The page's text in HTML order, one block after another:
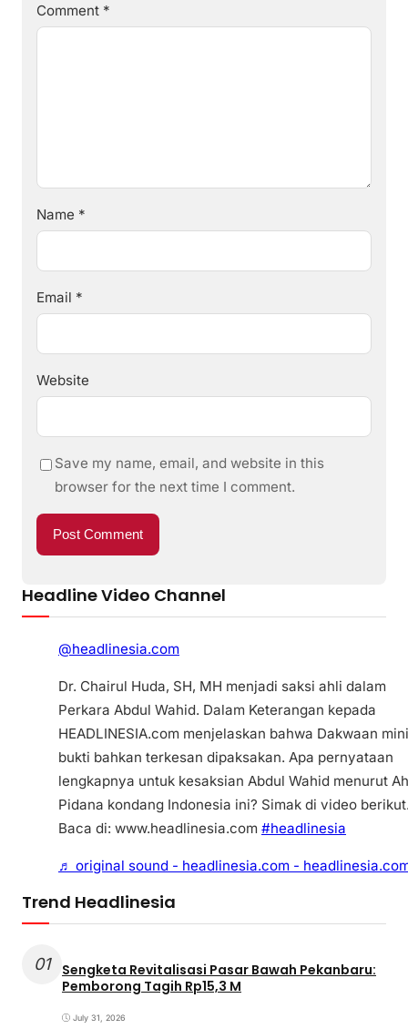
Comment *
Name *
Email *
Website
Save my name, email, and website in this
browser for the next time I comment.
Headline Video Channel
@headlinesia.com
Dr. Chairul Huda, SH, MH menjadi saksi ahli dalam
Perkara Abdul Wahid. Dalam Keterangan kepada
HEADLINESIA.com menjelaskan bahwa Dakwaan
bukti bahkan terkesan dipaksakan. Apa pernyataan
lengkapnya untuk kesaksian Abdul Wahid menurut
Pidana kondang Indonesia ini? Simak di video
Baca di: www.headlinesia.com #headlinesia
♬ original sound - headlinesia.com -
Trend Headlinesia
01
Sengketa Revitalisasi Pasar Bawah Pekanbaru:
Pemborong Tagih Rp15,3 M
July 31, 2026